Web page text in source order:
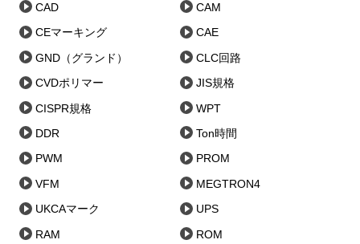
CAD CAM
CEマーキング CAE
GND（グランド） CLC回路
CVDポリマー JIS規格
CISPR規格 WPT
DDR Ton時間
PWM PROM
VFM MEGTRON4
UKCAマーク UPS
RAM ROM